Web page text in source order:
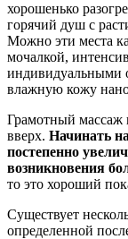
хорошенько
горячий душ с
Можно эти места
мочалкой,
индивидуальными
влажную кожу
Грамотный массаж
вверх. Начинать
постепенно
возникновения
то это хороший
Существует
определенной